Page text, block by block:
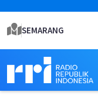
SEMARANG